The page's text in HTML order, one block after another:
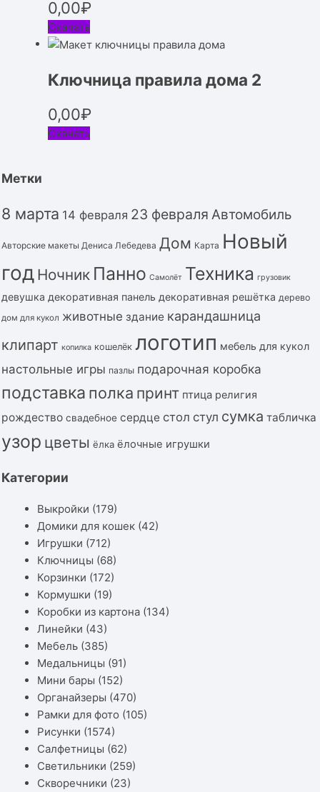
0,00₽
Скачать
Ключница правила дома 2
0,00₽
Скачать
Метки
8 марта 14 февраля 23 февраля Автомобиль
Авторские макеты Дениса Лебедева Дом Карта Новый
год Ночник Панно Самолёт Техника грузовик
девушка декоративная панель декоративная решётка дерево
дом для кукол животные здание карандашница
клипарт копилка кошелёк логотип мебель для кукол
настольные игры пазлы подарочная коробка
подставка полка принт птица религия
рождество свадебное сердце стол стул сумка табличка
узор цветы ёлка ёлочные игрушки
Категории
Выкройки (179)
Домики для кошек (42)
Игрушки (712)
Ключницы (68)
Корзинки (172)
Кормушки (19)
Коробки из картона (134)
Линейки (43)
Мебель (385)
Медальницы (91)
Мини бары (152)
Органайзеры (470)
Рамки для фото (105)
Рисунки (1574)
Салфетницы (62)
Светильники (259)
Скворечники (23)